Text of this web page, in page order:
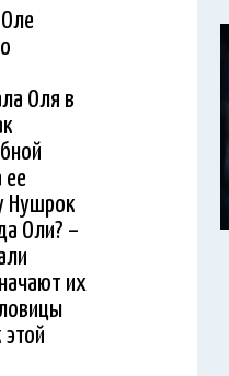
Оля в
Нушрок
Оли? –
их